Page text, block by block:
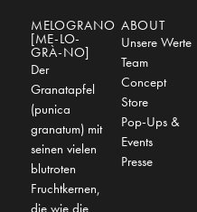
MELOGRANO
[ME-LO-
GRÀ-NO]
Der
Granatapfel
(punica
granatum) mit
seinen vielen
blutroten
Fruchtkernen,
ABOUT
Unsere Werte
Team
Concept
Store
Pop-Ups &
Events
Presse